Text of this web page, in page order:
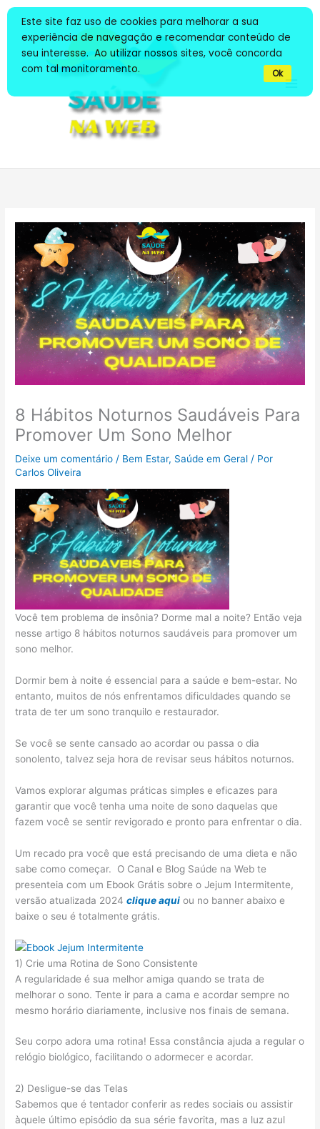
conteúdo
8 Hábitos Noturnos Saudáveis Para
Promover Um Sono Melhor
Deixe um comentário / Bem Estar, Saúde em Geral / Por
Carlos Oliveira
Você tem problema de insônia? Dorme mal a noite? Então veja
nesse artigo 8 hábitos noturnos saudáveis para promover um
sono melhor.
Dormir bem à noite é essencial para a saúde e bem-estar. No
entanto, muitos de nós enfrentamos dificuldades quando se
trata de ter um sono tranquilo e restaurador.
Se você se sente cansado ao acordar ou passa o dia
sonolento, talvez seja hora de revisar seus hábitos noturnos.
Vamos explorar algumas práticas simples e eficazes para
garantir que você tenha uma noite de sono daquelas que
fazem você se sentir revigorado e pronto para enfrentar o dia.
Um recado pra você que está precisando de uma dieta e não
sabe como começar. O Canal e Blog Saúde na Web te
presenteia com um Ebook Grátis sobre o Jejum Intermitente,
versão atualizada 2024clique aqui ou no banner abaixo e
baixe o seu é totalmente grátis.
1) Crie uma Rotina de Sono Consistente
A regularidade é sua melhor amiga quando se trata de
melhorar o sono. Tente ir para a cama e acordar sempre no
mesmo horário diariamente, inclusive nos finais de semana.
Seu corpo adora uma rotina! Essa constância ajuda a regular o
relógio biológico, facilitando o adormecer e acordar.
2) Desligue-se das Telas
Sabemos que é tentador conferir as redes sociais ou assistir
àquele último episódio da sua série favorita, mas a luz azul
Este site faz uso de cookies para melhorar a sua
experiência de navegação e recomendar conteúdo de
seu interesse. Ao utilizar nossos sites, você concorda
com tal monitoramento.
Ok